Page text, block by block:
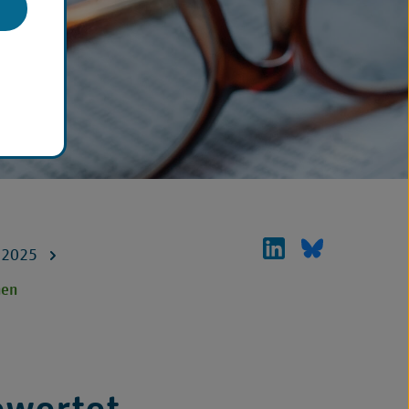
2025
Medizinischer